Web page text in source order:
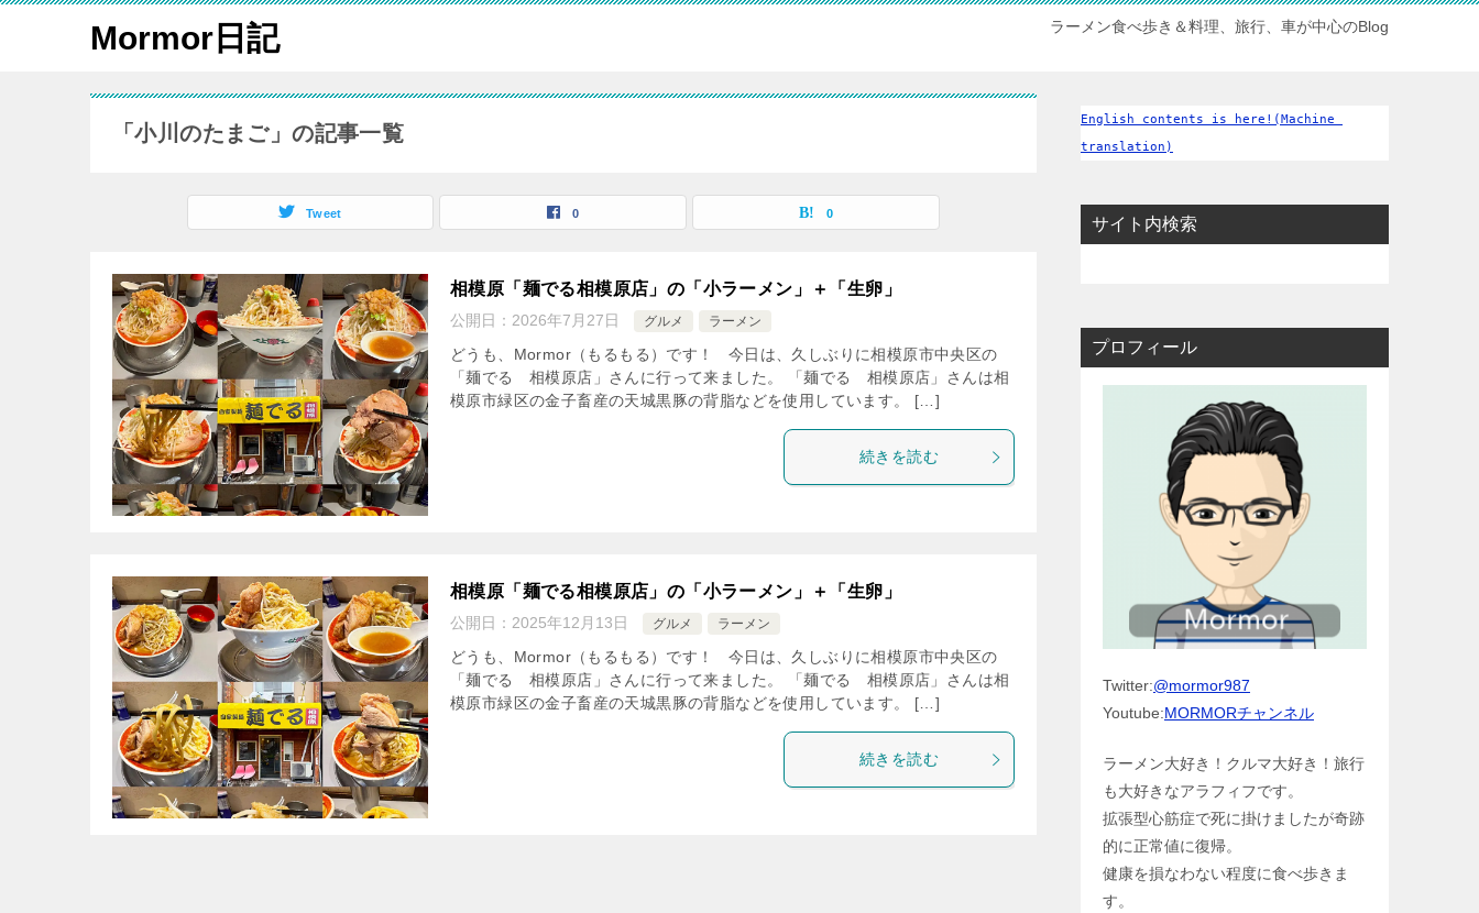
Mormor日記 ラーメン食べ歩き＆料理、旅行、車が中心のBlog
「小川のたまご」の記事一覧
Tweet 0 0
相模原「麺でる相模原店」の「小ラーメン」＋「生卵」
公開日： 2026年7月27日 グルメ ラーメン
どうも、Mormor（もるもる）です！ 今日は、久しぶりに相模原市中央区の
「麺でる 相模原店」さんに行って来ました。 「麺でる 相模原店」さんは相
模原市緑区の金子畜産の天城黒豚の背脂などを使用しています。 […]
続きを読む
相模原「麺でる相模原店」の「小ラーメン」＋「生卵」
公開日： 2025年12月13日 グルメ ラーメン
どうも、Mormor（もるもる）です！ 今日は、久しぶりに相模原市中央区の
「麺でる 相模原店」さんに行って来ました。 「麺でる 相模原店」さんは相
模原市緑区の金子畜産の天城黒豚の背脂などを使用しています。 […]
続きを読む
English contents is here!(Machine
translation)
サイト内検索
プロフィール
Twitter:@mormor987
Youtube:MORMORチャンネル
ラーメン大好き！クルマ大好き！旅行
も大好きなアラフィフです。
拡張型心筋症で死に掛けましたが奇跡
的に正常値に復帰。
健康を損なわない程度に食べ歩きま
す。